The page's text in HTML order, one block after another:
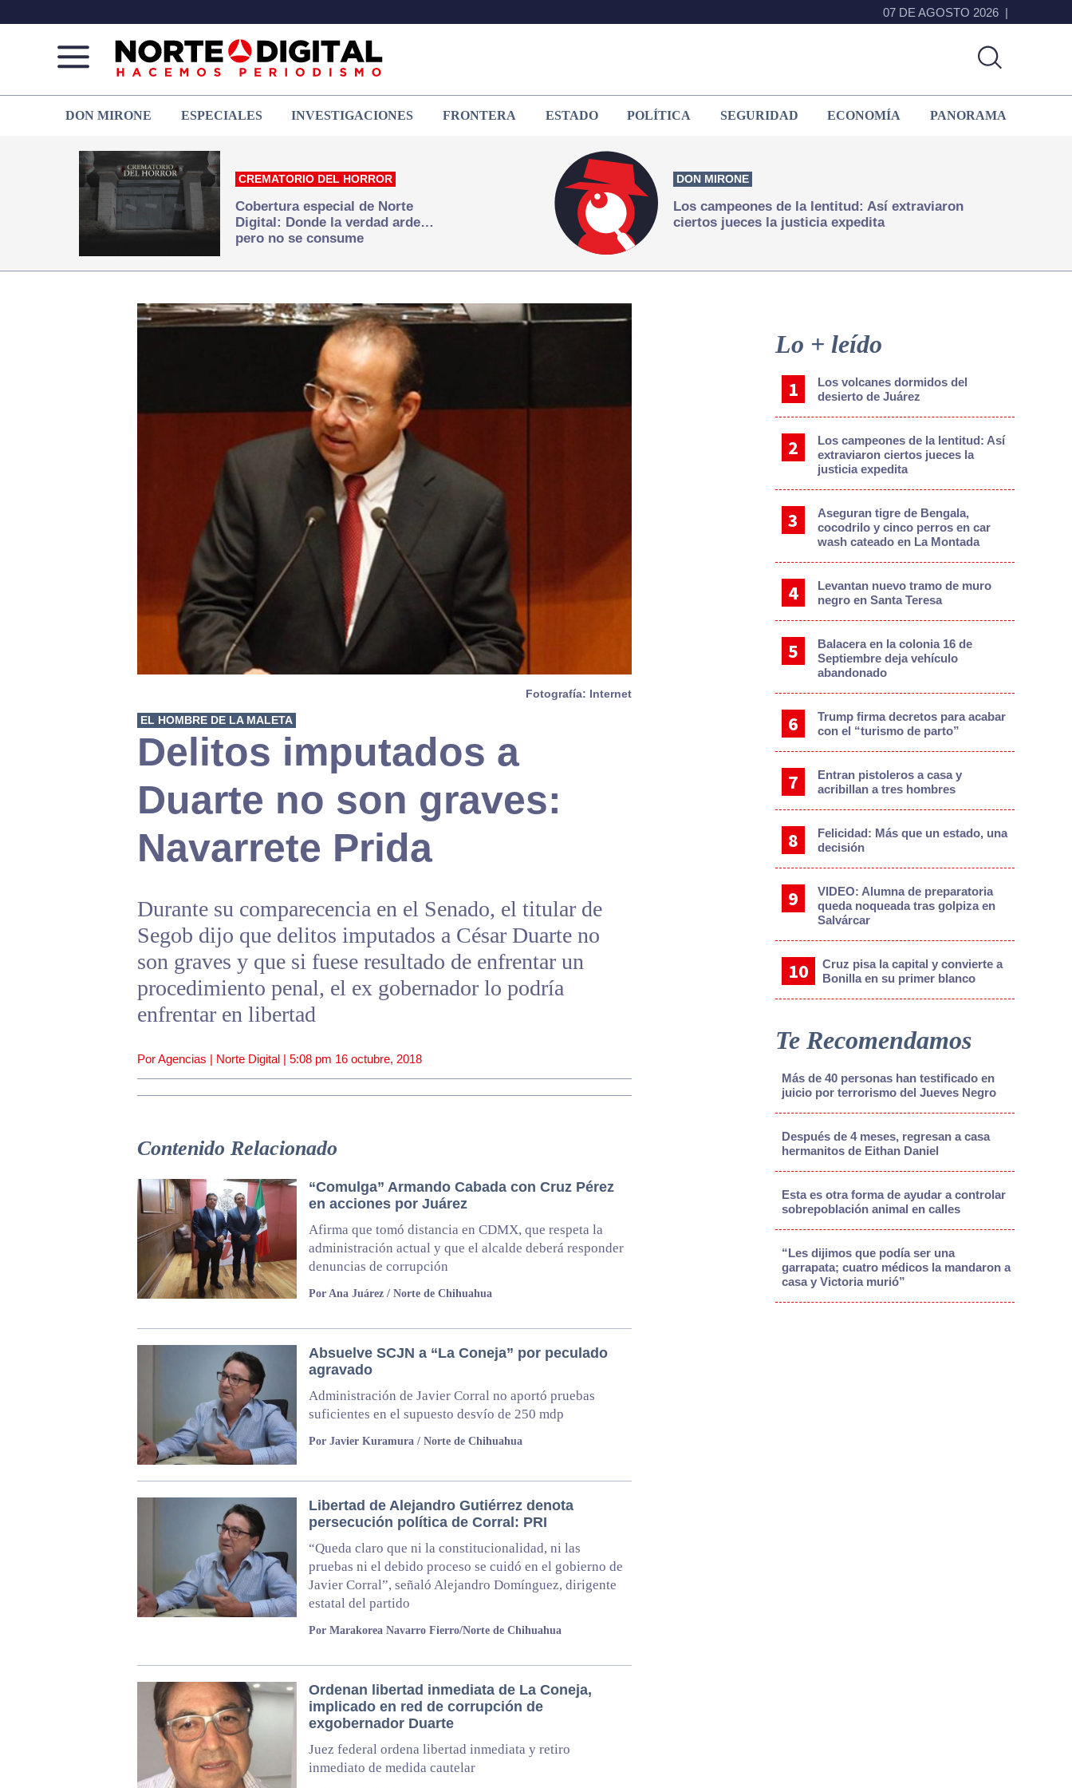
07 DE AGOSTO 2026
de
Juárez
que
hacemos periodismo
DON MIRONE ESPECIALES INVESTIGACIONES FRONTERA ESTADO POLÍTICA SEGURIDAD ECONOMÍA PANORAMA
CREMATORIO DEL HORROR
Cobertura especial de Norte
Digital: Donde la verdad arde…
pero no se consume
DON MIRONE
Los campeones de la lentitud: Así extraviaron
ciertos jueces la justicia expedita
Fotografía: Internet
EL HOMBRE DE LA MALETA
Delitos imputados a
Duarte no son graves:
Navarrete Prida
Durante su comparecencia en el Senado, el titular de
Segob dijo que delitos imputados a César Duarte no
son graves y que si fuese resultado de enfrentar un
procedimiento penal, el ex gobernador lo podría
enfrentar en libertad
Por Agencias | Norte Digital | 5:08 pm 16 octubre, 2018
Contenido Relacionado
“Comulga” Armando Cabada con Cruz Pérez
en acciones por Juárez
Afirma que tomó distancia en CDMX, que respeta la
administración actual y que el alcalde deberá responder
denuncias de corrupción
Por Ana Juárez / Norte de Chihuahua
Absuelve SCJN a “La Coneja” por peculado
agravado
Administración de Javier Corral no aportó pruebas
suficientes en el supuesto desvío de 250 mdp
Por Javier Kuramura / Norte de Chihuahua
Libertad de Alejandro Gutiérrez denota
persecución política de Corral: PRI
“Queda claro que ni la constitucionalidad, ni las
pruebas ni el debido proceso se cuidó en el gobierno de
Javier Corral”, señaló Alejandro Domínguez, dirigente
estatal del partido
Por Marakorea Navarro Fierro/Norte de Chihuahua
Ordenan libertad inmediata de La Coneja,
implicado en red de corrupción de
exgobernador Duarte
Juez federal ordena libertad inmediata y retiro
inmediato de medida cautelar
Sidebar
Lo + leído
Los volcanes dormidos del
desierto de Juárez
Los campeones de la lentitud: Así
extraviaron ciertos jueces la
justicia expedita
Aseguran tigre de Bengala,
cocodrilo y cinco perros en car
wash cateado en La Montada
Levantan nuevo tramo de muro
negro en Santa Teresa
Balacera en la colonia 16 de
Septiembre deja vehículo
abandonado
Trump firma decretos para acabar
con el “turismo de parto”
Entran pistoleros a casa y
acribillan a tres hombres
Felicidad: Más que un estado, una
decisión
VIDEO: Alumna de preparatoria
queda noqueada tras golpiza en
Salvárcar
Cruz pisa la capital y convierte a
Bonilla en su primer blanco
Te Recomendamos
Más de 40 personas han testificado en
juicio por terrorismo del Jueves Negro
Después de 4 meses, regresan a casa
hermanitos de Eithan Daniel
Esta es otra forma de ayudar a controlar
sobrepoblación animal en calles
“Les dijimos que podía ser una
garrapata; cuatro médicos la mandaron a
casa y Victoria murió”